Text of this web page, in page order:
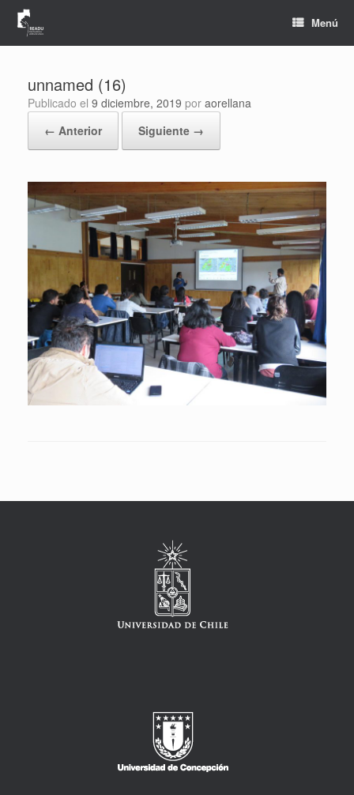
Saltar
contenido
Menú
unnamed (16)
Publicado el 9 diciembre, 2019 por aorellana
← Anterior
Siguiente →